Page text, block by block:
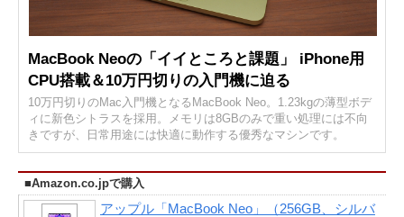
MacBook Neoの「イイところと課題」 iPhone用
CPU搭載＆10万円切りの入門機に迫る
10万円切りのMac入門機となるMacBook Neo。1.23kgの薄型ボデ
ィに新色シトラスを採用。メモリは8GBのみで重い処理には不向
きですが、日常用途には快適に動作する優秀なマシンです。
■Amazon.co.jpで購入
アップル「MacBook Neo」（256GB、シルバ